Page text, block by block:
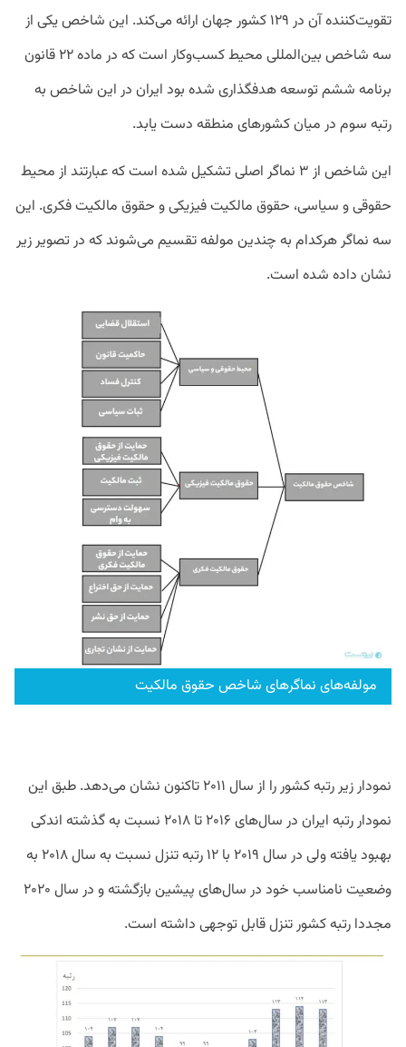
تقویت‌کننده آن در ۱۲۹ کشور جهان ارائه می‌کند. این شاخص یکی از
سه شاخص بین‌المللی محیط کسب‌وکار است که در ماده ۲۲ قانون
برنامه ششم توسعه هدفگذاری شده بود ایران در این شاخص به
رتبه سوم در میان کشورهای منطقه دست یابد.
این شاخص از ۳ نماگر اصلی تشکیل شده است که عبارتند از محیط
حقوقی و سیاسی، حقوق مالکیت فیزیکی و حقوق مالکیت فکری. این
سه نماگر هرکدام به چندین مولفه تقسیم می‌شوند که در تصویر زیر
نشان داده شده است.
مولفه‌های نماگرهای شاخص حقوق مالکیت
نمودار زیر رتبه کشور را از سال ۲۰۱۱ تاکنون نشان می‌دهد. طبق این
نمودار رتبه ایران در سال‌های ۲۰۱۶ تا ۲۰۱۸ نسبت به گذشته اندکی
بهبود یافته ولی در سال ۲۰۱۹ با ۱۲ رتبه تنزل نسبت به سال ۲۰۱۸ به
وضعیت نامناسب خود در سال‌های پیشین بازگشته و در سال ۲۰۲۰
مجددا رتبه کشور تنزل قابل توجهی داشته است.